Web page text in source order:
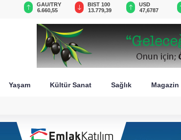
GAU/TRY
6.660,55
BIST 100
13.779,39
USD
47,6787
Yaşam Kültür Sanat Sağlık Magazin